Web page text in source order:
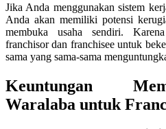
Jika Anda menggunakan sistem
Anda akan memiliki potensi
membuka usaha sendiri.
franchisor dan franchisee untuk
sama yang sama-sama
Keuntungan
Waralaba untuk